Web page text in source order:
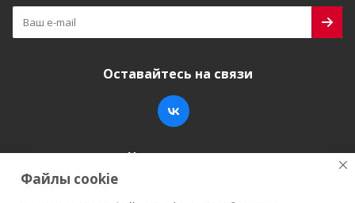
Оставайтесь на связи
Наши контакты
+7 (846) 200-05-15
Файлы cookie